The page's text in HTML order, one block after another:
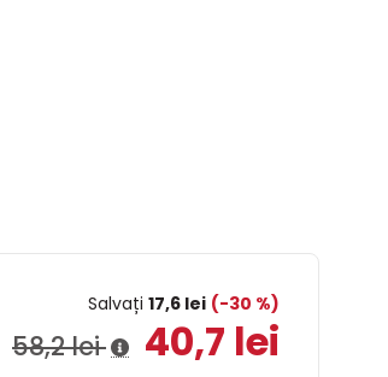
Salvați17,6 lei (-30 %)
58,2 lei 40,7 lei